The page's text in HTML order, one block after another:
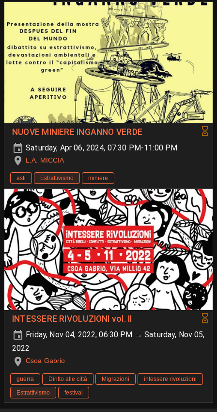
NUOVE MINIERE INGANNO VERDE
Saturday, Apr 06, 2024, 07:30 PM-11:00 PM
L.A. MICCIA
asti Estrattivismo miniere
INTESSERE RIVOLUZIONI vol. II
Friday, Nov 04, 2022, 06:30 PM → Saturday, Nov 05,
2022
Csoa Gabrio
guerra Diritto alle città Migrazioni
intessere rivoluzioni
Estrattivismo
festival